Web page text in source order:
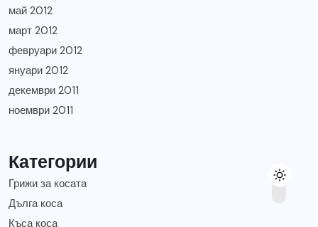
май 2012
март 2012
февруари 2012
януари 2012
декември 2011
ноември 2011
Категории
Грижи за косата
Дълга коса
Къса коса